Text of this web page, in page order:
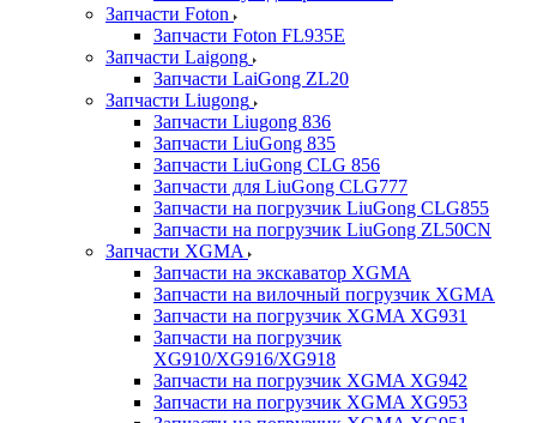
Запчасти Foton
Запчасти Foton FL935E
Запчасти Laigong
Запчасти LaiGong ZL20
Запчасти Liugong
Запчасти Liugong 836
Запчасти LiuGong 835
Запчасти LiuGong CLG 856
Запчасти для LiuGong CLG777
Запчасти на погрузчик LiuGong CLG855
Запчасти на погрузчик LiuGong ZL50CN
Запчасти XGMA
Запчасти на экскаватор XGMA
Запчасти на вилочный погрузчик XGMA
Запчасти на погрузчик XGMA XG931
Запчасти на погрузчик
XG910/XG916/XG918
Запчасти на погрузчик XGMA XG942
Запчасти на погрузчик XGMA XG953